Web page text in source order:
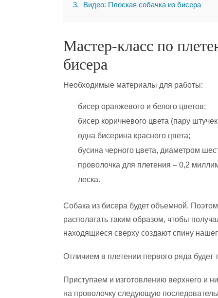
3
Видео: Плоская собачка из бисера
Мастер-класс по
бисера
Необходимые материалы для работы:
бисер оранжевого и белого цветов;
бисер коричневого цвета (пару
одна бисерина красного цвета;
бусина черного цвета, диаметром
проволочка для плетения – 0,2
леска.
Собака из бисера будет объемной.
располагать таким образом, чтобы
находящиеся сверху создают спину
Отличием в плетении первого ряда будет
Приступаем и изготовлению верхнего и
на проволочку следующую